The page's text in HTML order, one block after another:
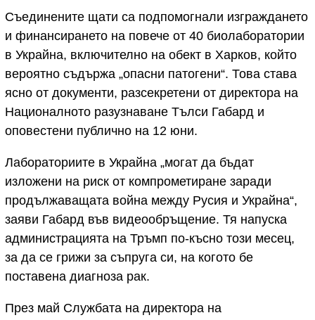
Съединените щати са подпомогнали изграждането
и финансирането на повече от 40 биолаборатории
в Украйна, включително на обект в Харков, който
вероятно съдържа „опасни патогени“. Това става
ясно от документи, разсекретени от директора на
Националното разузнаване Тълси Габард и
оповестени публично на 12 юни.
Лабораториите в Украйна „могат да бъдат
изложени на риск от компрометиране заради
продължаващата война между Русия и Украйна“,
заяви Габард във видеообръщение. Тя напуска
администрацията на Тръмп по-късно този месец,
за да се грижи за съпруга си, на когото бе
поставена диагноза рак.
През май Службата на директора на